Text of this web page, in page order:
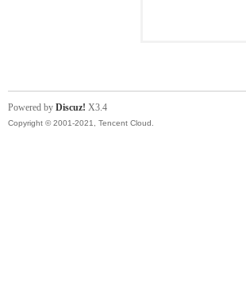
Powered by Discuz! X3.4
Copyright © 2001-2021, Tencent Cloud.